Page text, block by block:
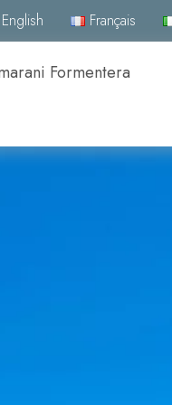
English Français
Formentera